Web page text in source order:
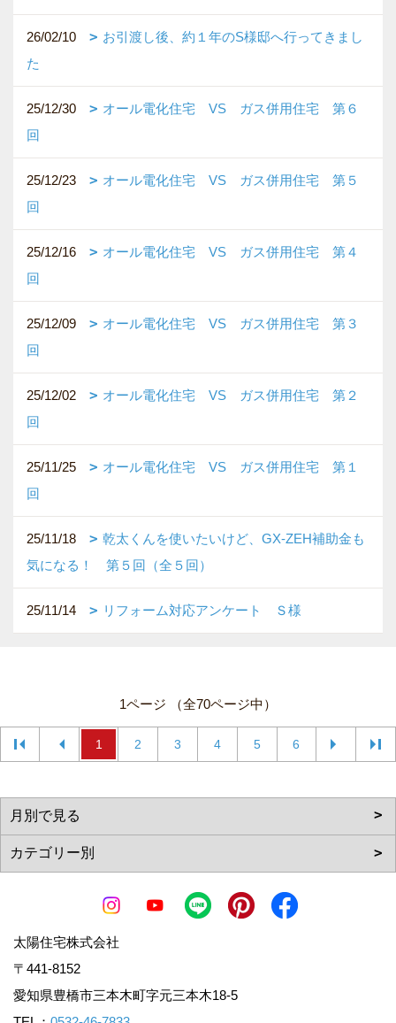
26/02/10
お引渡し後、約１年のS様邸へ行ってきまし
た
25/12/30
オール電化住宅 VS ガス併用住宅 第６
回
25/12/23
オール電化住宅 VS ガス併用住宅 第５
回
25/12/16
オール電化住宅 VS ガス併用住宅 第４
回
25/12/09
オール電化住宅 VS ガス併用住宅 第３
回
25/12/02
オール電化住宅 VS ガス併用住宅 第２
回
25/11/25
オール電化住宅 VS ガス併用住宅 第１
回
25/11/18
乾太くんを使いたいけど、GX-ZEH補助金も
気になる！ 第５回（全５回）
25/11/14 リフォーム対応アンケート Ｓ様
1ページ （全70ページ中）
1 2 3 4 5 6
太陽住宅株式会社
〒441-8152
愛知県豊橋市三本木町字元三本木18-5